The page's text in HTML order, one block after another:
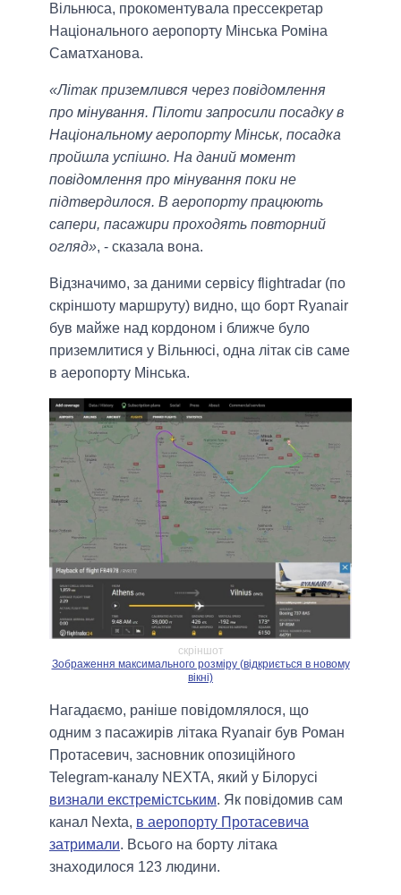
Вільнюса, прокоментувала прессекретар
Національного аеропорту Мінська Роміна
Саматханова.
«Літак приземлився через повідомлення
про мінування. Пілоти запросили посадку в
Національному аеропорту Мінськ, посадка
пройшла успішно. На даний момент
повідомлення про мінування поки не
підтвердилося. В аеропорту працюють
сапери, пасажири проходять повторний
огляд», - сказала вона.
Відзначимо, за даними сервісу flightradar (по
скріншоту маршруту) видно, що борт Ryanair
був майже над кордоном і ближче було
приземлитися у Вільнюсі, одна літак сів саме
в аеропорту Мінська.
скріншот
Зображення максимального розміру (відкриється в новому
вікні)
Нагадаємо, раніше повідомлялося, що
одним з пасажирів літака Ryanair був Роман
Протасевич, засновник опозиційного
Telegram-каналу NEXTA, який у Білорусі
визнали екстремістським. Як повідомив сам
канал Nexta, в аеропорту Протасевича
затримали. Всього на борту літака
знаходилося 123 людини.